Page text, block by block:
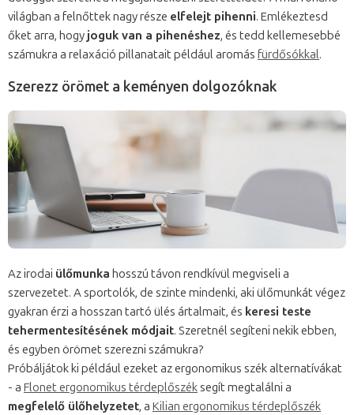
világban a felnőttek nagy része elfelejt pihenni. Emlékeztesd
őket arra, hogy joguk van a pihenéshez, és tedd kellemesebbé
számukra a relaxáció pillanatait például aromás fürdősókkal.
Szerezz örömet a keményen dolgozóknak
Az irodai ülőmunka hosszú távon rendkívül megviseli a
szervezetet. A sportolók, de szinte mindenki, aki ülőmunkát végez
gyakran érzi a hosszan tartó ülés ártalmait, és keresi teste
tehermentesítésének módjait. Szeretnél segíteni nekik ebben,
és egyben örömet szerezni számukra?
Próbáljátok ki például ezeket az ergonomikus szék alternatívákat
- a Flonet ergonomikus térdeplőszéksegít megtalálni a
megfelelő ülőhelyzetet, a Kilian ergonomikus térdeplőszék